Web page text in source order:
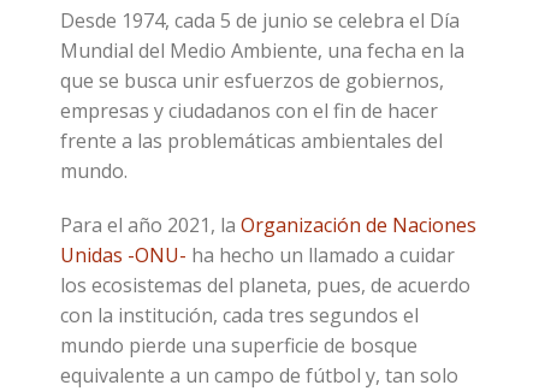
Desde 1974, cada 5 de junio se celebra el Día
Mundial del Medio Ambiente, una fecha en la
que se busca unir esfuerzos de gobiernos,
empresas y ciudadanos con el fin de hacer
frente a las problemáticas ambientales del
mundo.
Para el año 2021, la Organización de Naciones
Unidas -ONU- ha hecho un llamado a cuidar
los ecosistemas del planeta, pues, de acuerdo
con la institución, cada tres segundos el
mundo pierde una superficie de bosque
equivalente a un campo de fútbol y, tan solo